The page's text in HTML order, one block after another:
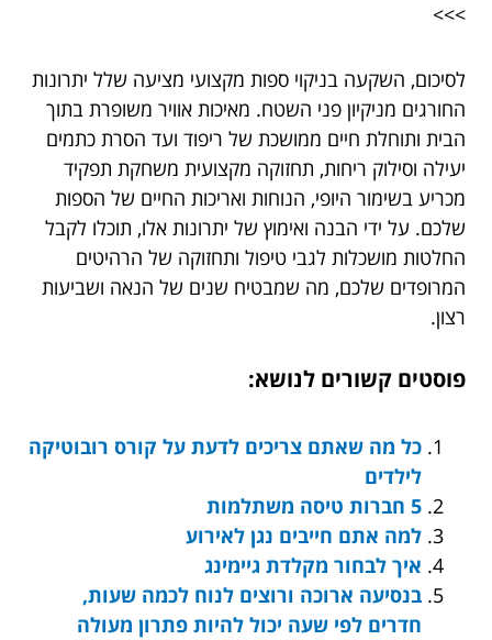
>>>
לסיכום, השקעה בניקוי ספות מקצועי מציעה שלל יתרונות
החורגים מניקיון פני השטח. מאיכות אוויר משופרת בתוך
הבית ותוחלת חיים ממושכת של ריפוד ועד הסרת כתמים
יעילה וסילוק ריחות, תחזוקה מקצועית משחקת תפקיד
מכריע בשימור היופי, הנוחות ואריכות החיים של הספות
שלכם. על ידי הבנה ואימוץ של יתרונות אלו, תוכלו לקבל
החלטות מושכלות לגבי טיפול ותחזוקה של הרהיטים
המרופדים שלכם, מה שמבטיח שנים של הנאה ושביעות
רצון.
פוסטים קשורים לנושא:
כל מה שאתם צריכים לדעת על קורס רובוטיקה
לילדים
5 חברות טיסה משתלמות
למה אתם חייבים נגן לאירוע
איך לבחור מקלדת גיימינג
בנסיעה ארוכה ורוצים לנוח לכמה שעות,
חדרים לפי שעה יכול להיות פתרון מעולה